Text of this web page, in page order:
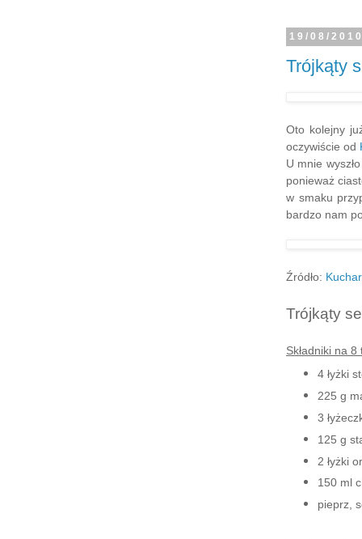
19/08/
Trójkąty
Oto kolejny
oczywiście od
U mnie
ponieważ
w smaku
bardzo nam
Źródło:
Trójkąty
Składniki na
4 łyżki
225 g
3
125 g
2 łyżki
150 ml
pieprz,